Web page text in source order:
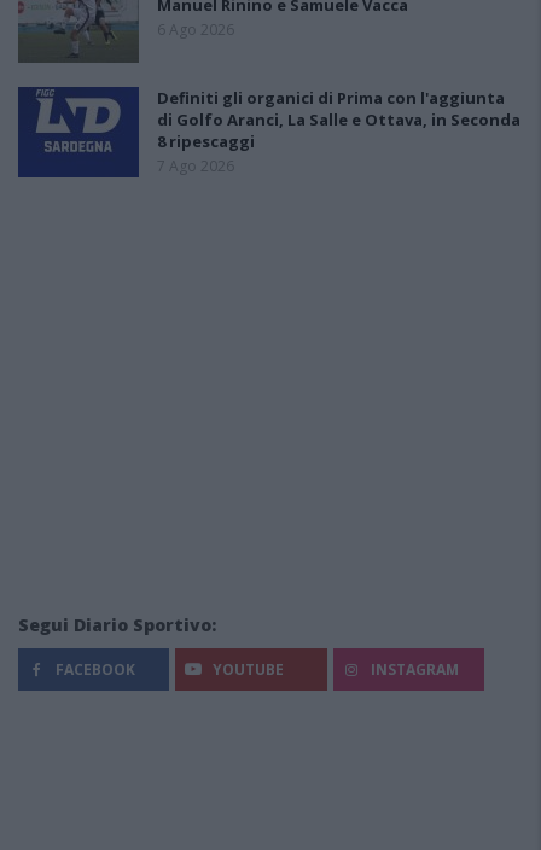
Manuel Rinino e Samuele Vacca
6 Ago 2026
Definiti gli organici di Prima con l'aggiunta
di Golfo Aranci, La Salle e Ottava, in Seconda
8 ripescaggi
7 Ago 2026
Segui Diario Sportivo:
FACEBOOK YOUTUBE INSTAGRAM